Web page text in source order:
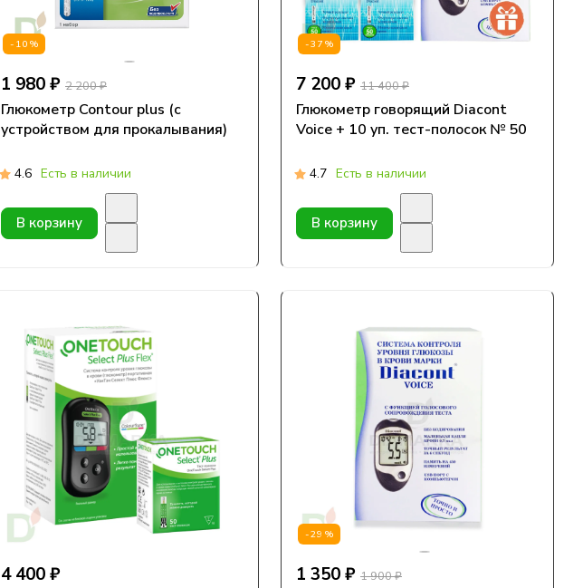
-10%
1 980 ₽ 2 200 ₽
Глюкометр Contour plus (с
устройством для прокалывания)
4.6 Есть в наличии
В корзину
-37%
7 200 ₽ 11 400 ₽
Глюкометр говорящий Diacont
Voice + 10 уп. тест-полосок № 50
4.7 Есть в наличии
В корзину
4 400 ₽
-29%
1 350 ₽ 1 900 ₽